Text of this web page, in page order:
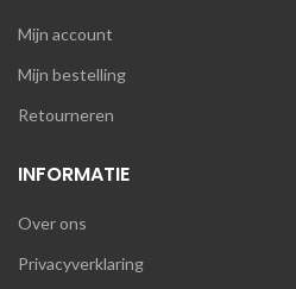
Mijn account
Mijn bestelling
Retourneren
INFORMATIE
Over ons
Privacyverklaring